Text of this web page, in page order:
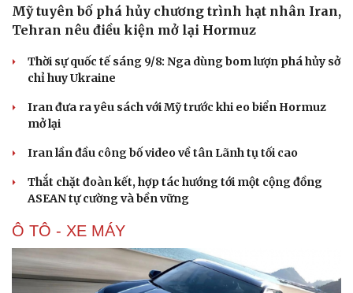
Săn Tour
check-in
Đọc truyện đêm khuya
Cửa sổ tình yêu
Kể chuyện cho bé
Hạt giống tâm hồn
Mỹ tuyên bố phá hủy chương trình hạt nhân Iran,
Tehran nêu điều kiện mở lại Hormuz
Thời sự quốc tế sáng 9/8: Nga dùng bom lượn phá hủy sở
chỉ huy Ukraine
Iran đưa ra yêu sách với Mỹ trước khi eo biển Hormuz
mở lại
Iran lần đầu công bố video về tân Lãnh tụ tối cao
Thắt chặt đoàn kết, hợp tác hướng tới một cộng đồng
ASEAN tự cường và bền vững
Ô TÔ - XE MÁY